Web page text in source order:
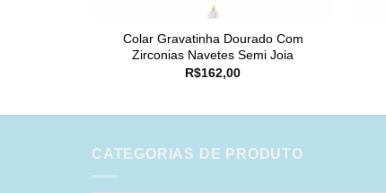
Colar Gravatinha Dourado Com
Zirconias Navetes Semi Joia
R$162,00
CATEGORIAS DE PRODUTO